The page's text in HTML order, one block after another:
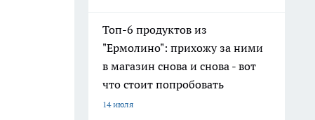
Топ-6 продуктов из
"Ермолино": прихожу за ними
в магазин снова и снова - вот
что стоит попробовать
14 июля